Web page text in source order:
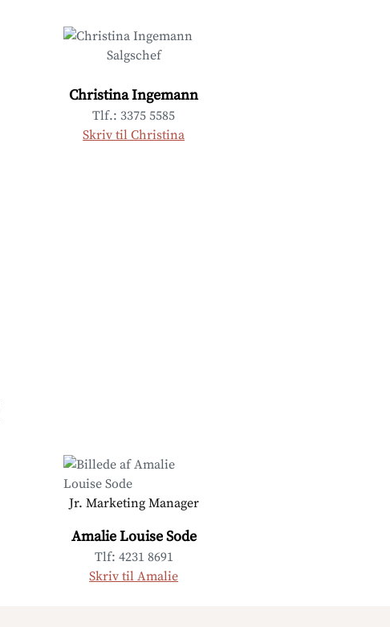
Salgschef
Christina Ingemann
Tlf.: 3375 5585
Skriv til Christina
Jr. Marketing Manager
Amalie Louise Sode
Tlf: 4231 8691
Skriv til Amalie